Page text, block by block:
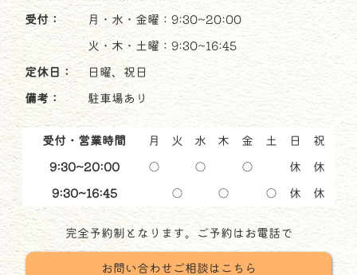
受付： 月・水・金曜：9:30~20:00
火・木・土曜：9:30~16:45
定休日： 日曜、祝日
備考： 駐車場あり
受付・営業時間 月 火 水 木 金 土 日 祝
9:30~20:00 ○ ○ ○ 休 休
9:30~16:45 ○ ○ ○ 休 休
完全予約制となります。ご予約はお電話で
お問い合わせご相談はこちら